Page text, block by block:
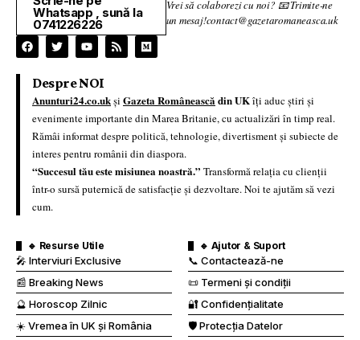
Whatsapp , sună la
0741226226
Vrei să colaborezi cu noi? 📧 Trimite-ne
un mesaj!contact@gazetaromaneasca.uk
Despre NOI
Anunturi24.co.ukși Gazeta Româneascădin UKîți aduc știri și
evenimente importante din Marea Britanie, cu actualizări în timp real.
Rămâi informat despre politică, tehnologie, divertisment și subiecte de
interes pentru românii din diaspora.
“Succesul tău este misiunea noastră.” Transformă relația cu clienții
într-o sursă puternică de satisfacție și dezvoltare. Noi te ajutăm să vezi
cum.
🔹 Resurse Utile
🎤 Interviuri Exclusive
📰 Breaking News
🔮 Horoscop Zilnic
☀️ Vremea în UK și România
🔹 Ajutor & Suport
📞 Contactează-ne
📜 Termeni și condiții
🔐 Confidențialitate
🛡️ Protecția Datelor